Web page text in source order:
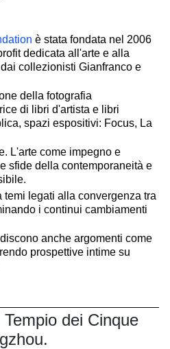
è stata fondata nel 2006
dedicata all'arte e alla
collezionisti Gianfranco e
della fotografia
di libri d'artista e libri
spazi espositivi: Focus, La
L'arte come impegno e
sfide della contemporaneità e
legati alla convergenza tra
i continui cambiamenti
anche argomenti come
prospettive intime su
dei Cinque